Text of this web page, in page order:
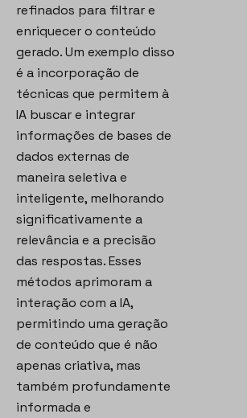
refinados para filtrar e
enriquecer o conteúdo
gerado. Um exemplo disso
é a incorporação de
técnicas que permitem à
IA buscar e integrar
informações de bases de
dados externas de
maneira seletiva e
inteligente, melhorando
significativamente a
relevância e a precisão
das respostas. Esses
métodos aprimoram a
interação com a IA,
permitindo uma geração
de conteúdo que é não
apenas criativa, mas
também profundamente
informada e